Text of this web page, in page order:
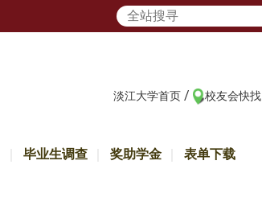
淡江大学首页 / 校友会快找
毕业生调查 奖助学金 表单下载